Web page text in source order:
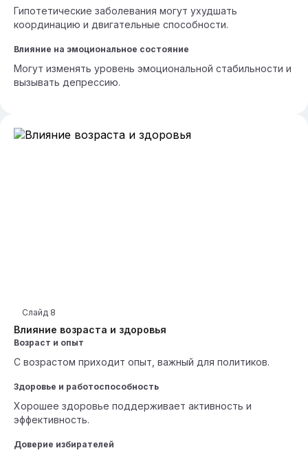
Гипотетические заболевания могут ухудшать
координацию и двигательные способности.
Влияние на эмоциональное состояние
Могут изменять уровень эмоциональной стабильности и
вызывать депрессию.
Влияние возраста и здоровья
Слайд 8
Возраст и опыт
С возрастом приходит опыт, важный для политиков.
Здоровье и работоспособность
Хорошее здоровье поддерживает активность и
эффективность.
Доверие избирателей